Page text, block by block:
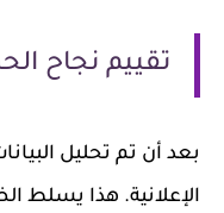
تقييم نجاح
بعد أن تم تحليل
الإعلانية. هذا يسلط